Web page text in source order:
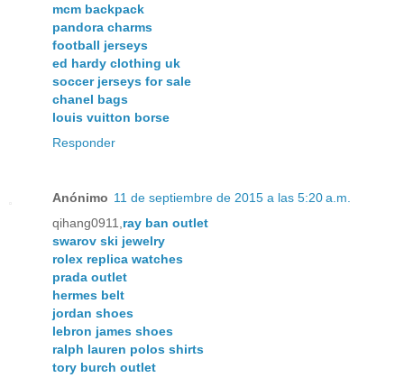
mcm backpack
pandora charms
football jerseys
ed hardy clothing uk
soccer jerseys for sale
chanel bags
louis vuitton borse
Responder
Anónimo 11 de septiembre de 2015 a las 5:20 a.m.
qihang0911,ray ban outlet
swarov ski jewelry
rolex replica watches
prada outlet
hermes belt
jordan shoes
lebron james shoes
ralph lauren polos shirts
tory burch outlet